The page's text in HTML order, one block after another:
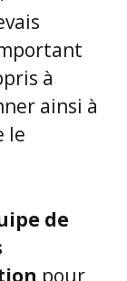
ainsi à
le
de
et
à cette